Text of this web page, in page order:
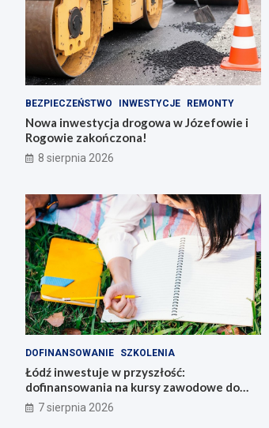
BEZPIECZEŃSTWO INWESTYCJE REMONTY
Nowa inwestycja drogowa w Józefowie i
Rogowie zakończona!
8 sierpnia 2026
DOFINANSOWANIE SZKOLENIA
Łódź inwestuje w przyszłość:
dofinansowania na kursy zawodowe do
6800 zł!
7 sierpnia 2026